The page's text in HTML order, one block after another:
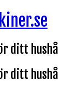
ditt hushåll
ditt hushåll